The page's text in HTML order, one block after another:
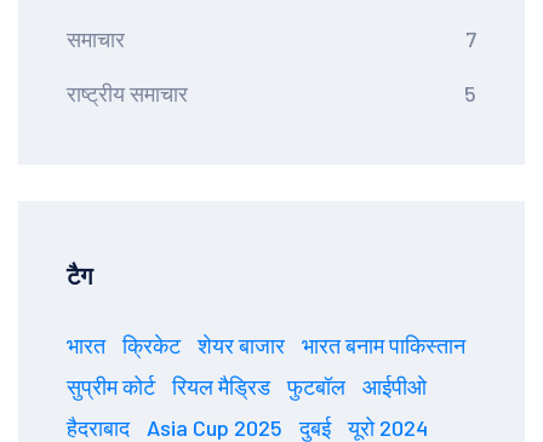
समाचार 7
राष्ट्रीय समाचार 5
टैग
भारत क्रिकेट शेयर बाजार
भारत बनाम पाकिस्तान
सुप्रीम कोर्ट
रियल मैड्रिड फुटबॉल
आईपीओ
हैदराबाद
Asia Cup 2025 दुबई
यूरो 2024